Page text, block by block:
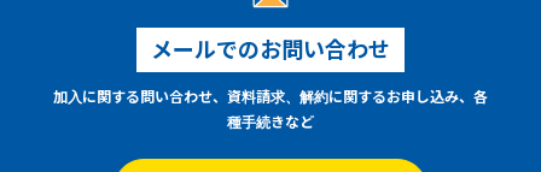
メールでのお問い合わせ
加入に関する問い合わせ、資料請求、解約に関するお申し込み、各
種手続きなど